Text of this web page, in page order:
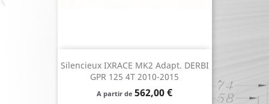
Silencieux IXRACE MK2 Adapt. DERBI
GPR 125 4T 2010-2015
A partir de Prix
562,00 €